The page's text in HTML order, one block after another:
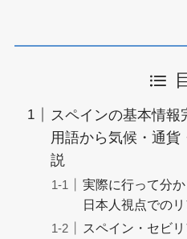
スペインの基本情
用語から気候・通貨
説
実際に行って分
日本人視点での
スペイン・セビ